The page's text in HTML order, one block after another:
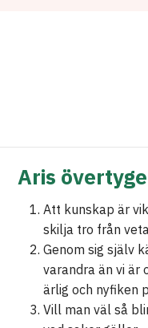
Aris
Att kunskap är
skilja tro från
Genom sig själv
varandra än vi är
ärlig och nyfiken
Vill man väl så